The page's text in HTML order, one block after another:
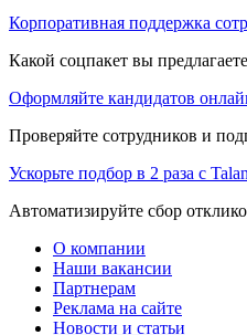
Корпоративная поддержка
Какой соцпакет вы
Оформляйте кандидатов
Проверяйте сотрудников и
Ускорьте подбор в 2 раза с
Автоматизируйте сбор
О компании
Наши вакансии
Партнерам
Реклама на сайте
Новости и статьи